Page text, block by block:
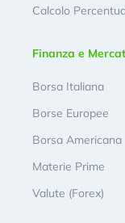
Calcolo
Finanza e
Borsa Italiana
Borse Europee
Borsa Americana
Materie Prime
Valute (Forex)